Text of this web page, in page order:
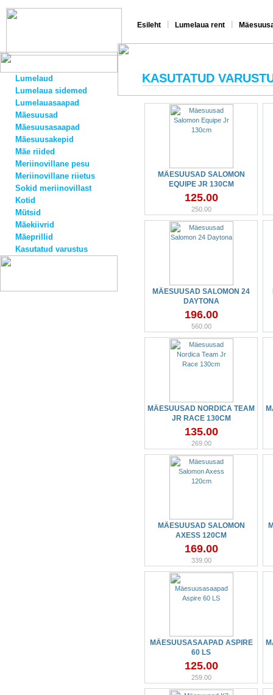
Esileht Lumelaua rent
Lumelaud
Lumelaua sidemed
Lumelauasaapad
Mäesuusad
Mäesuusasaapad
Mäesuusakepid
Mäe riided
Meriinovillane pesu
Meriinovillane riietus
Sokid meriinovillast
Kotid
Mütsid
Mäekiivrid
Mäeprillid
Kasutatud varustus
KASUTATUD
MÄESUUSAD SALOMON
EQUIPE JR 130CM
125.00
250.00
MÄESUUSAD SALOMON 24
DAYTONA
196.00
560.00
MÄESUUSAD NORDICA TEAM
JR RACE 130CM
135.00
269.00
MÄESUUSAD SALOMON
AXESS 120CM
169.00
339.00
MÄESUUSASAAPAD ASPIRE
60 LS
125.00
259.00